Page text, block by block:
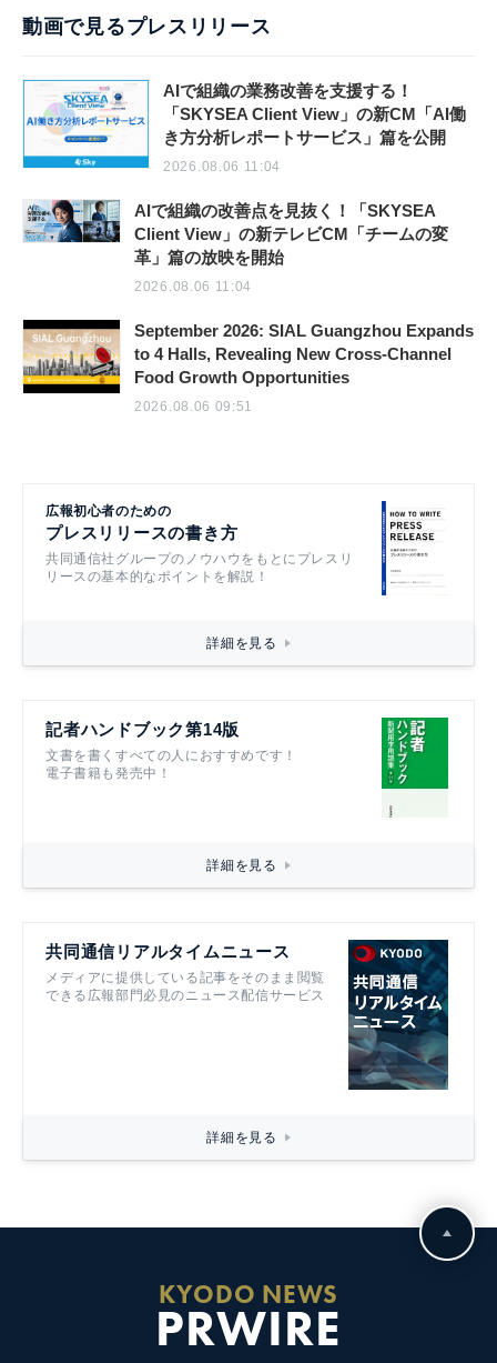
動画で見るプレスリリース
AIで組織の業務改善を支援する！
「SKYSEA Client View」の新CM「AI働
き方分析レポートサービス」篇を公開
2026.08.06 11:04
AIで組織の改善点を見抜く！「SKYSEA
Client View」の新テレビCM「チームの変
革」篇の放映を開始
2026.08.06 11:04
September 2026: SIAL Guangzhou Expands
to 4 Halls, Revealing New Cross-Channel
Food Growth Opportunities
2026.08.06 09:51
広報初心者のための
プレスリリースの書き方
共同通信社グループのノウハウをもとにプレスリ
リースの基本的なポイントを解説！
詳細を見る
記者ハンドブック第14版
文書を書くすべての人におすすめです！
電子書籍も発売中！
詳細を見る
共同通信リアルタイムニュース
メディアに提供している記事をそのまま閲覧
できる広報部門必見のニュース配信サービス
詳細を見る
KYODO NEWS
PRWIRE